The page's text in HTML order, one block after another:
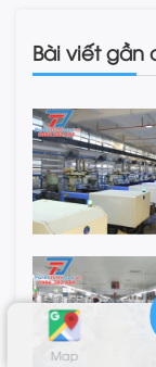
Map
Bài viết gần